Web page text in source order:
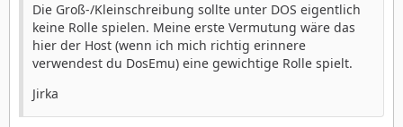
Die Groß-/Kleinschreibung sollte unter DOS eigentlich
keine Rolle spielen. Meine erste Vermutung wäre das
hier der Host (wenn ich mich richtig erinnere
verwendest du DosEmu) eine gewichtige Rolle spielt.
Jirka